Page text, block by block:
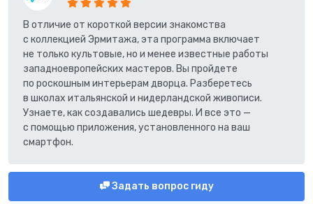
В отличие от короткой версии знакомства
с коллекцией Эрмитажа, эта программа включает
не только культовые, но и менее известные работы
западноевропейских мастеров. Вы пройдете
по роскошным интерьерам дворца. Разберетесь
в школах итальянской и нидерландской живописи.
Узнаете, как создавались шедевры. И все это —
с помощью приложения, установленного на ваш
смартфон.
Задать вопрос гиду